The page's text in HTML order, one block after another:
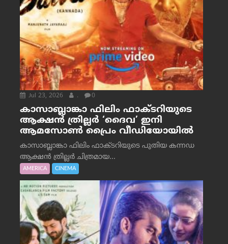
Jul 23, 2026 . 0
കാസാബ്ലാങ്കാ ഫിലിം ഫാക്ടറിയുടെ
ആക്ഷൻ ത്രില്ലർ ‘ദൈവ’ ഇനി
ആമസോൺ പ്രൈം വീഡിയോയിൽ
കാസാബ്ലാങ്കാ ഫിലിം ഫാക്ടറിയുടെ പുതിയ കന്നഡ
ആക്ഷൻ ത്രില്ലർ ചിത്രമായ...
AMERICA CINEMA